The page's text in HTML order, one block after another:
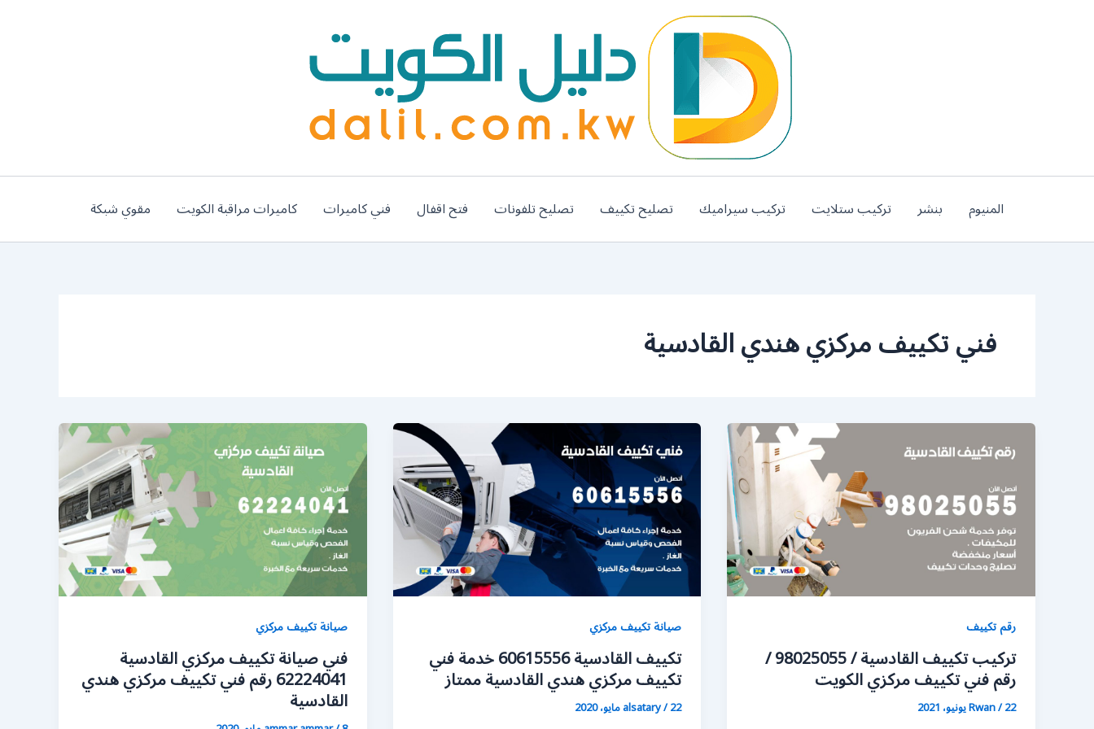
المنيوم بنشر تركيب ستلايت تركيب سيراميك تصليح تكييف تصليح تلفونات فتح اقفال فني كاميرات كاميرات مراقبة الكويت مقوي شبكة
فني تكييف مركزي هندي القادسية
رقم تكييف
تركيب تكييف القادسية / 98025055 /
رقم فني تكييف مركزي الكويت
Rwan/22 يونيو، 2021
صيانة تكييف مركزي
تكييف القادسية 60615556 خدمة فني
تكييف مركزي هندي القادسية ممتاز
alsatary/22 مايو، 2020
صيانة تكييف مركزي
فني صيانة تكييف مركزي القادسية
62224041 رقم فني تكييف مركزي هندي
القادسية